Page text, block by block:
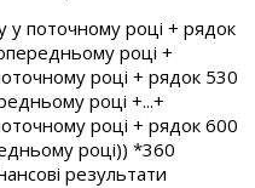
у поточному році + рядок
році +
році + рядок 530
році +...+
році + рядок 600
році)) *360
результати